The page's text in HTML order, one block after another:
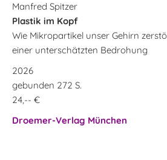
Manfred Spitzer
Plastik im Kopf
Wie Mikropartikel unser Gehirn
einer unterschätzten Bedrohung
2026
gebunden 272 S.
24,-- €
Droemer-Verlag München